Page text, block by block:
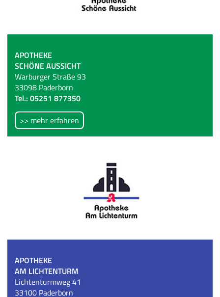
APOTHEKE
SCHÖNE AUSSICHT
Warburger Straße 93
33098 Paderborn
Tel.: 05251 877350
>> mehr erfahren
APOTHEKE
AM LICHTENTURM
Lichtenturmweg 41
33100 Paderborn